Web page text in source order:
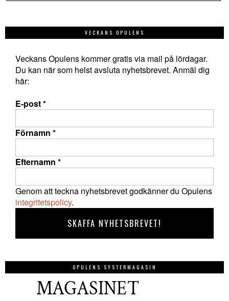
VECKANS OPULENS
Veckans Opulens kommer gratis via mail på lördagar.
Du kan när som helst avsluta nyhetsbrevet. Anmäl dig
här:
E-post*
Förnamn *
Efternamn *
Genom att teckna nyhetsbrevet godkänner du Opulens
integritetspolicy.
OPULENS SYSTERMAGASIN